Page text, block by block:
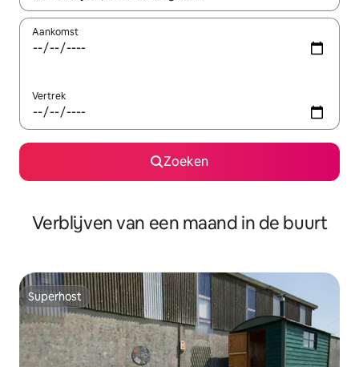
Aankomst
Vertrek
Zoeken
Verblijven van een maand in de buurt
Superhost
Superhost